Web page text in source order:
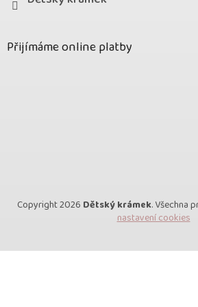
Přijímáme online platby
Copyright 2026 Dětský krámek. Všechna
nastavení cookies